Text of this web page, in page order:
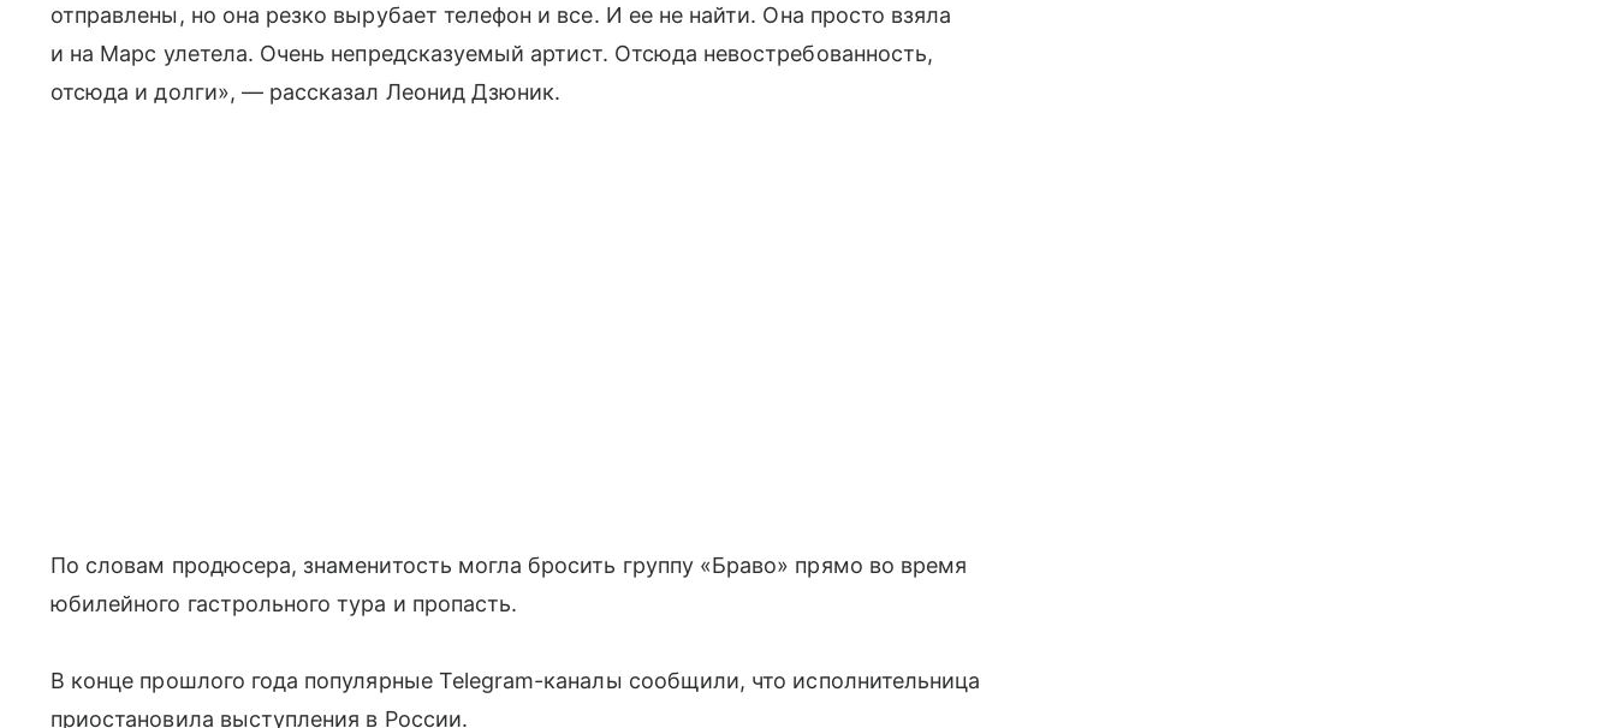
отправлены, но она резко вырубает телефон и все. И ее не найти. Она просто взяла
и на Марс улетела. Очень непредсказуемый артист. Отсюда невостребованность,
отсюда и долги», — рассказал Леонид Дзюник.
По словам продюсера, знаменитость могла бросить группу «Браво» прямо во время
юбилейного гастрольного тура и пропасть.
В конце прошлого года популярные Telegram-каналы сообщили, что исполнительница
приостановила выступления в России.